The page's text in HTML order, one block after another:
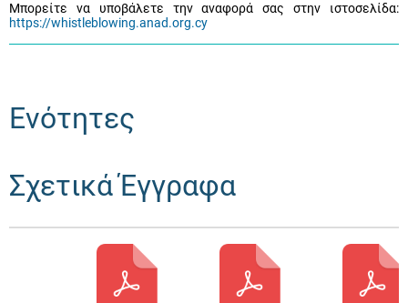
Μπορείτε να υποβάλετε την αναφορά σας στην ιστοσελίδα:
https://whistleblowing.anad.org.cy
Ενότητες
Σχετικά Έγγραφα